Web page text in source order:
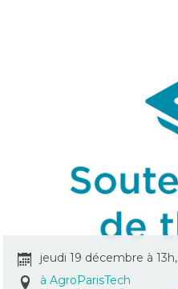
jeudi 19 décembre à 13h,
à AgroParisTech